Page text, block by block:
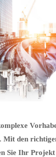
Mit den
Sie Ihr